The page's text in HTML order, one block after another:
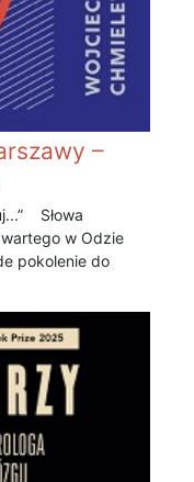
–
Słowa
w Odzie
pokolenie do